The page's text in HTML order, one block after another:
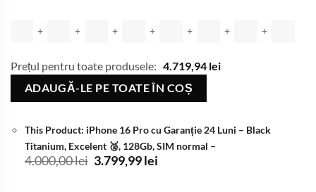
+ + + + + + +
Prețul pentru toate produsele: 4.719,94 lei
ADAUGĂ-LE PE TOATE ÎN COȘ
This Product: iPhone 16 Pro cu Garanție 24 Luni – Black
Titanium, Excelent 🥈, 128Gb, SIM normal –
4.000,00lei Prețul
3.799,99lei